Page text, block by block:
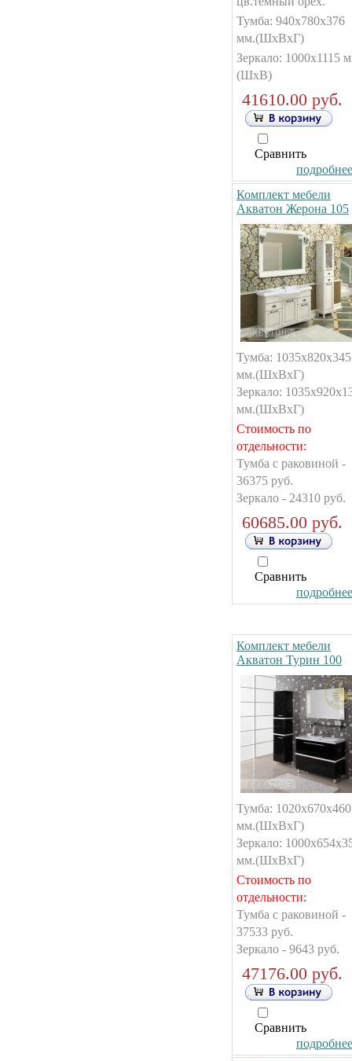
Тумба: 940х780х376
мм.(ШxВxГ)
Зеркало: 1000х1115
(ШxВ)
41610.00 руб.
Сравнить
Комплект мебели
Акватон Жерона 105
Тумба: 1035х820х345
мм.(ШxВxГ)
Зеркало:
мм.(ШxВxГ)
Стоимость по
отдельности:
Тумба с раковиной -
36375 руб.
Зеркало - 24310 руб.
60685.00 руб.
Сравнить
Комплект мебели
Акватон Турин 100
Тумба: 1020х670х460
мм.(ШxВxГ)
Зеркало:
мм.(ШxВxГ)
Стоимость по
отдельности:
Тумба с раковиной -
37533 руб.
Зеркало - 9643 руб.
47176.00 руб.
Сравнить